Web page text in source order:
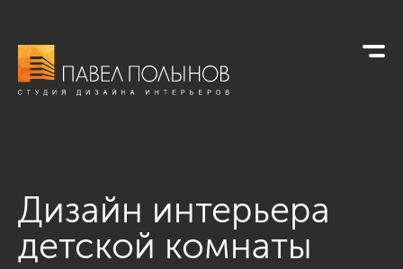
Дизайн интерьера
детской комнаты